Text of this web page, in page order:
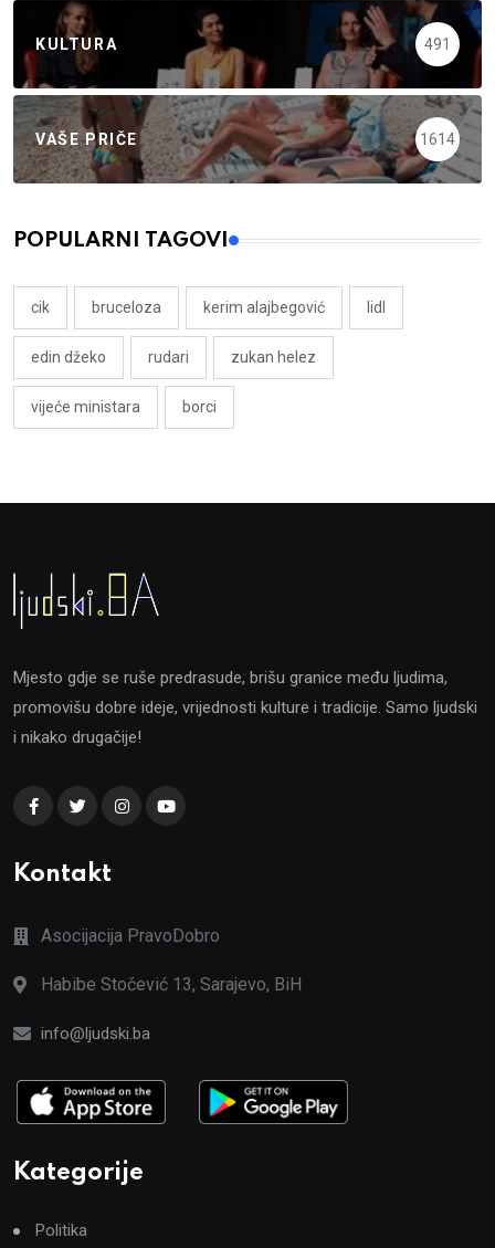
KULTURA 491
VAŠE PRIČE 1614
POPULARNI TAGOVI
cik bruceloza kerim alajbegović lidl
edin džeko rudari zukan helez
vijeće ministara borci
Mjesto gdje se ruše predrasude, brišu granice među ljudima,
promovišu dobre ideje, vrijednosti kulture i tradicije. Samo ljudski
i nikako drugačije!
Kontakt
Asocijacija PravoDobro
Habibe Stočević 13, Sarajevo, BiH
info@ljudski.ba
Kategorije
Politika